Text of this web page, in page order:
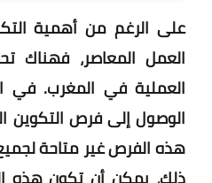
على الرغم من أهمية
العمل المعاصر، فهناك
العملية في المغرب. في
الوصول إلى فرص التكوين
هذه الفرص غير متاحة